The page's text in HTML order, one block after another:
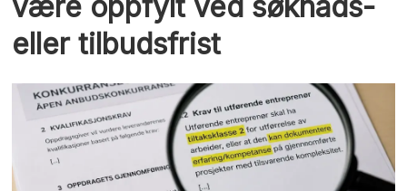
eller tilbudsfrist